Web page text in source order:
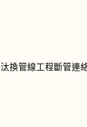
換管線工程斷管連